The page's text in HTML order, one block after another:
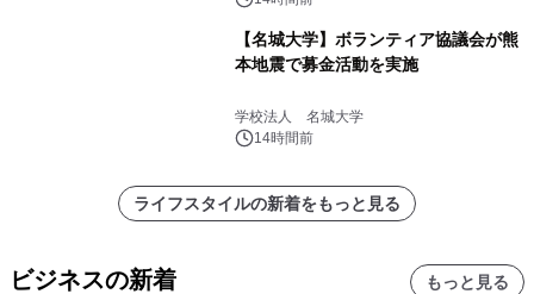
【名城大学】ボランティア協議会が熊
本地震で募金活動を実施
学校法人 名城大学
14時間前
ライフスタイルの新着をもっと見る
ビジネスの新着 もっと見る